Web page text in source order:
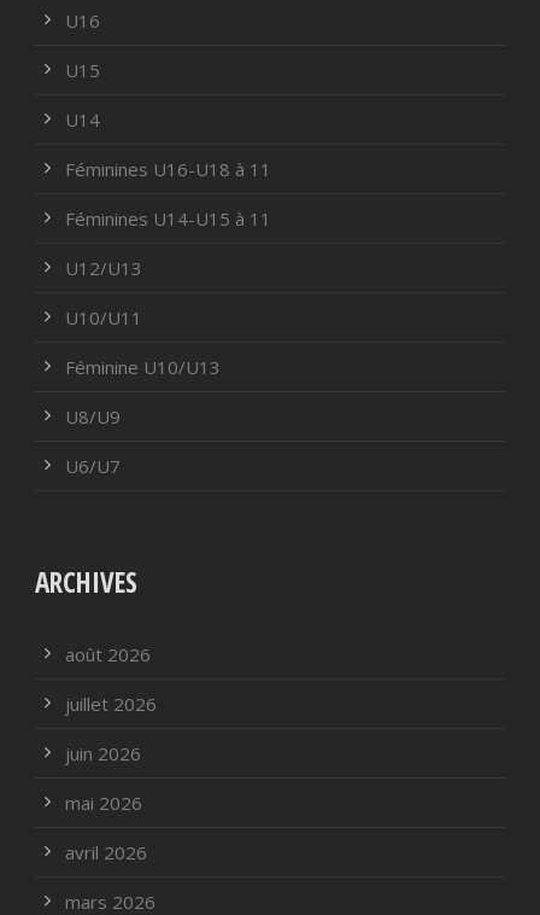
U16
U15
U14
Féminines U16-U18 à 11
Féminines U14-U15 à 11
U12/U13
U10/U11
Féminine U10/U13
U8/U9
U6/U7
ARCHIVES
août 2026
juillet 2026
juin 2026
mai 2026
avril 2026
mars 2026